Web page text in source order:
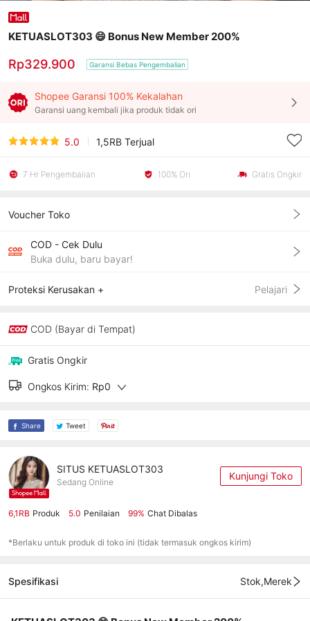
KETUASLOT303 😄 Bonus New Member 200%
Rp329.900 Garansi Bebas Pengembalian
Shopee Garansi 100% Kekalahan
Garansi uang kembali jika produk tidak ori
5.0 1,5RB Terjual
7 Hr Pengembalian 100% Ori Gratis Ongkir
Voucher Toko
COD - Cek Dulu
Buka dulu, baru bayar!
Proteksi Kerusakan + Pelajari
COD (Bayar di Tempat)
Gratis Ongkir
Ongkos Kirim: Rp0
Share Tweet
SITUS KETUASLOT303
Sedang Online Kunjungi Toko
6,1RB Produk 5.0 Penilaian 99% Chat Dibalas
*Berlaku untuk produk di toko ini (tidak termasuk ongkos kirim)
Spesifikasi Stok,Merek